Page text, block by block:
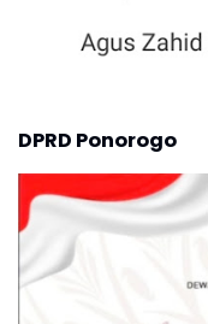
DPRD Ponorogo